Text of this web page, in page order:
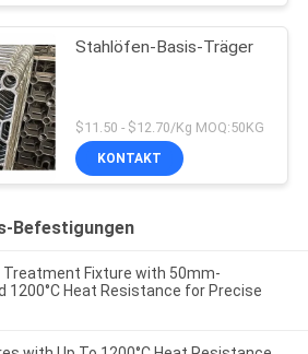
Stahlöfen-Basis-Träger
$11.50 - $12.70/Kg MOQ:50KG
KONTAKT
Befestigungen
Treatment Fixture with 50mm-
1200°C Heat Resistance for Precise